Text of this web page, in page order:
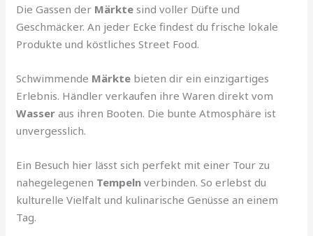
Die Gassen der Märkte sind voller Düfte und
Geschmäcker. An jeder Ecke findest du frische lokale
Produkte und köstliches Street Food.
Schwimmende Märkte bieten dir ein einzigartiges
Erlebnis. Händler verkaufen ihre Waren direkt vom
Wasser aus ihren Booten. Die bunte Atmosphäre ist
unvergesslich.
Ein Besuch hier lässt sich perfekt mit einer Tour zu
nahegelegenen Tempeln verbinden. So erlebst du
kulturelle Vielfalt und kulinarische Genüsse an einem
Tag.